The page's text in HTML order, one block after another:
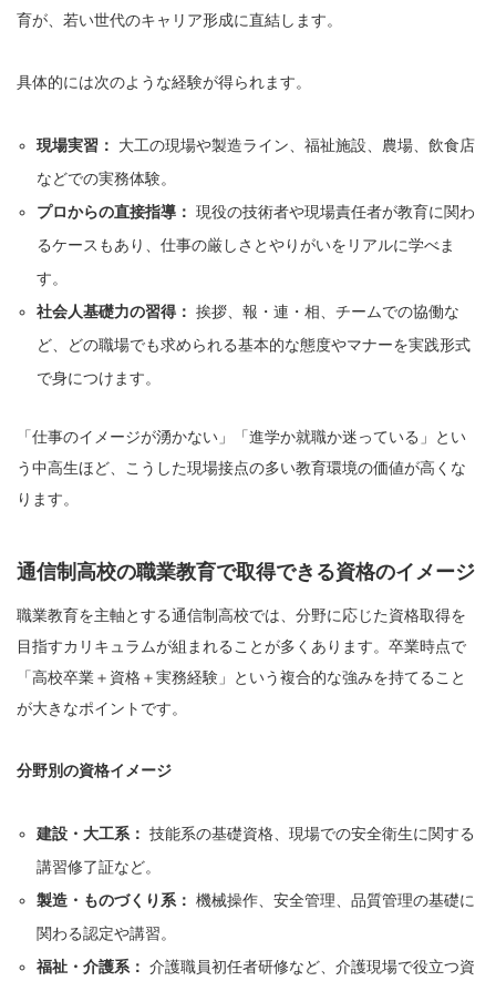
育が、若い世代のキャリア形成に直結します。
具体的には次のような経験が得られます。
現場実習：
大工の現場や製造ライン、福祉施設、農場、飲食店
などでの実務体験。
プロからの直接指導： 現役の技術者や現場責任者が教育に関わ
るケースもあり、仕事の厳しさとやりがいをリアルに学べま
す。
社会人基礎力の習得： 挨拶、報・連・相、チームでの協働な
ど、どの職場でも求められる基本的な態度やマナーを実践形式
で身につけます。
「仕事のイメージが湧かない」「進学か就職か迷っている」とい
う中高生ほど、こうした現場接点の多い教育環境の価値が高くな
ります。
通信制高校の職業教育で取得できる資格のイメージ
職業教育を主軸とする通信制高校では、分野に応じた資格取得を
目指すカリキュラムが組まれることが多くあります。卒業時点で
「高校卒業＋資格＋実務経験」という複合的な強みを持てること
が大きなポイントです。
分野別の資格イメージ
建設・大工系： 技能系の基礎資格、現場での安全衛生に関する
講習修了証など。
製造・ものづくり系： 機械操作、安全管理、品質管理の基礎に
関わる認定や講習。
福祉・介護系： 介護職員初任者研修など、介護現場で役立つ資